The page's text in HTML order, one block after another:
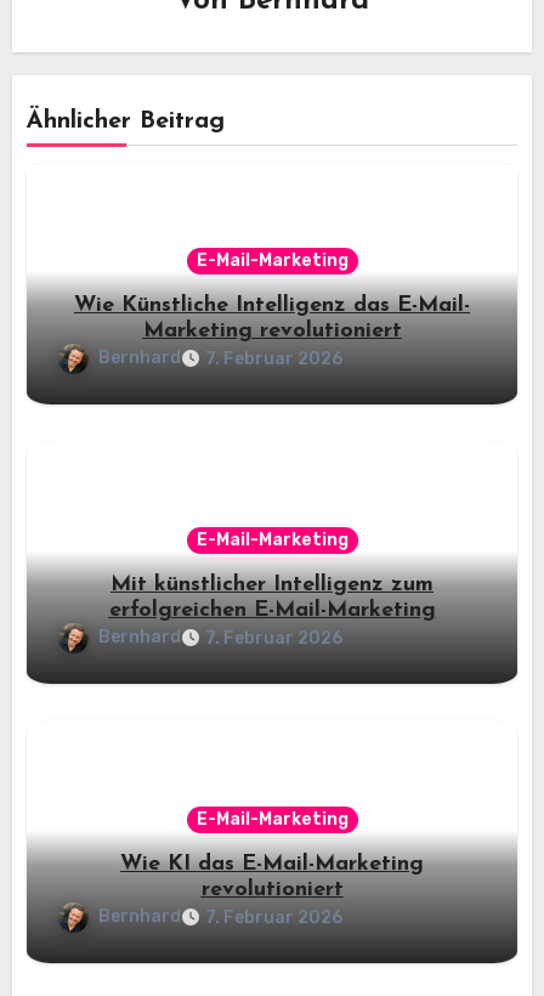
Ähnlicher Beitrag
E-Mail-Marketing
Wie Künstliche Intelligenz das E-Mail-
Marketing revolutioniert
Bernhard 7. Februar 2026
E-Mail-Marketing
Mit künstlicher Intelligenz zum
erfolgreichen E-Mail-Marketing
Bernhard 7. Februar 2026
E-Mail-Marketing
Wie KI das E-Mail-Marketing
revolutioniert
Bernhard 7. Februar 2026